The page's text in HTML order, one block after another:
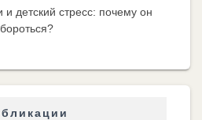
и детский стресс: почему он